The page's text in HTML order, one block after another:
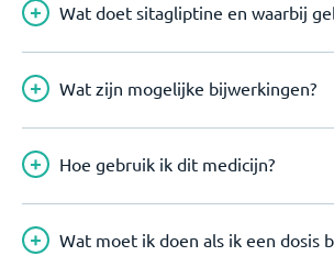
Wat doet sitagliptine en waarbij
Wat zijn mogelijke bijwerkingen?
Hoe gebruik ik dit medicijn?
Wat moet ik doen als ik een dosis